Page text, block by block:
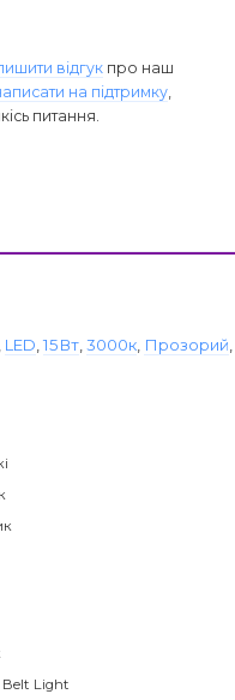
відгук про наш
на підтримку,
питання.
LED ,15Вт ,3000к Прозорий
Belt Light